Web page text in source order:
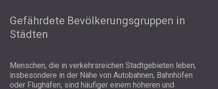
Gefährdete Bevölkerungsgruppen in
Städten
Menschen, die in verkehrsreichen Stadtgebieten leben,
insbesondere in der Nähe von Autobahnen, Bahnhöfen
oder Flughäfen, sind häufiger einem höheren und